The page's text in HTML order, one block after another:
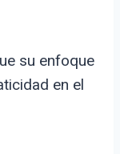
su enfoque
en el